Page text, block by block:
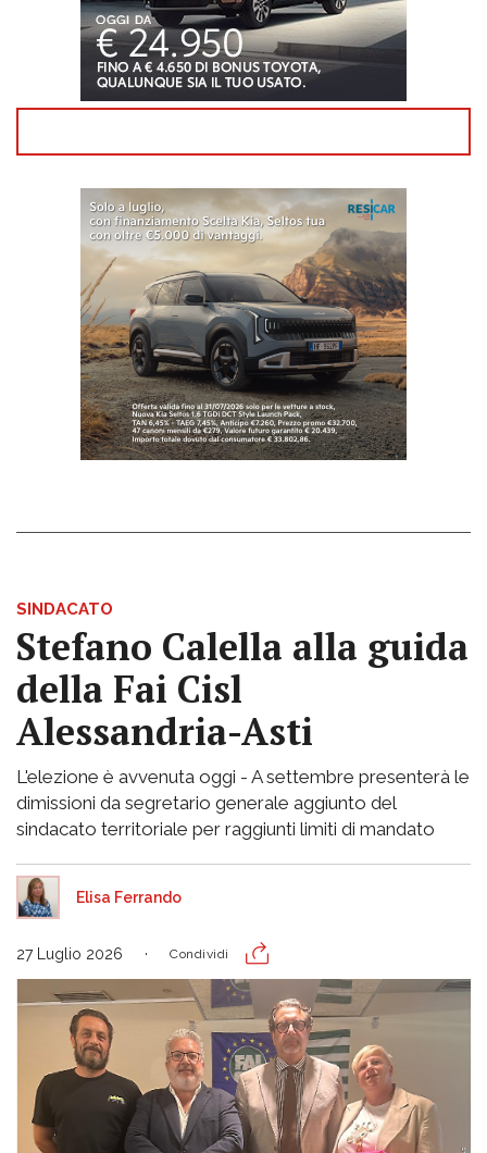
SINDACATO
Stefano Calella alla guida
della Fai Cisl
Alessandria-Asti
L'elezione è avvenuta oggi - A settembre presenterà le
dimissioni da segretario generale aggiunto del
sindacato territoriale per raggiunti limiti di mandato
Elisa Ferrando
27 Luglio 2026 Condividi